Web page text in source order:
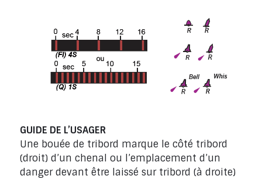
GUIDE DE L’USAGER
Une bouée de tribord marque le côté tribord
(droit) d’un chenal ou l’emplacement d’un
danger devant être laissé sur tribord (à droite)